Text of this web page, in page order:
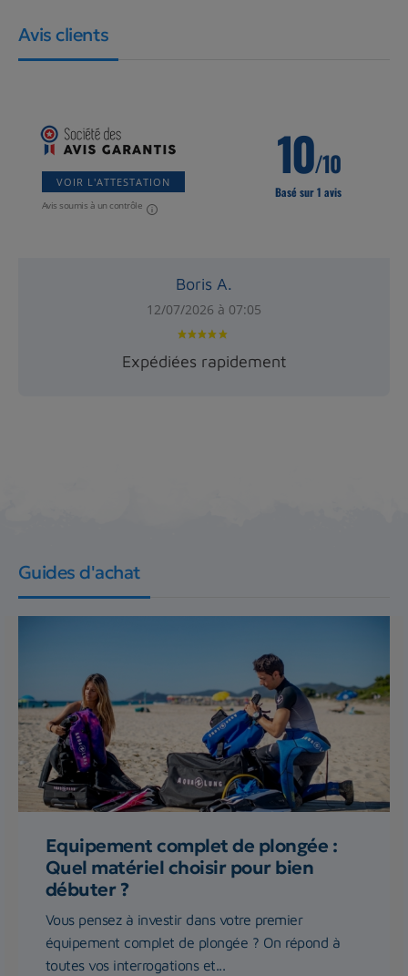
Avis clients
VOIR L'ATTESTATION
Avis soumis à un contrôle
10/10
Basé sur 1 avis
Boris A.
12/07/2026 à 07:05
Expédiées rapidement
Guides d'achat
Equipement complet de plongée :
Quel matériel choisir pour bien
débuter ?
Vous pensez à investir dans votre premier
équipement complet de plongée ? On répond à
toutes vos interrogations et...